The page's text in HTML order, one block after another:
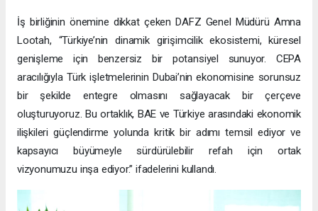
İş birliğinin önemine dikkat çeken DAFZ Genel Müdürü Amna
Lootah, “Türkiye’nin dinamik girişimcilik ekosistemi, küresel
genişleme için benzersiz bir potansiyel sunuyor. CEPA
aracılığıyla Türk işletmelerinin Dubai’nin ekonomisine sorunsuz
bir şekilde entegre olmasını sağlayacak bir çerçeve
oluşturuyoruz. Bu ortaklık, BAE ve Türkiye arasındaki ekonomik
ilişkileri güçlendirme yolunda kritik bir adımı temsil ediyor ve
kapsayıcı büyümeyle sürdürülebilir refah için ortak
vizyonumuzu inşa ediyor.” ifadelerini kullandı.